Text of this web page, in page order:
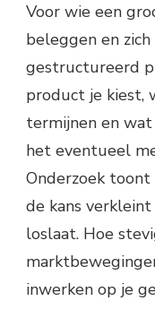
Voor wie een
beleggen en
gestructureerd
product je kiest,
termijnen en
het eventueel
Onderzoek
de kans
loslaat. Hoe
inwerken op je